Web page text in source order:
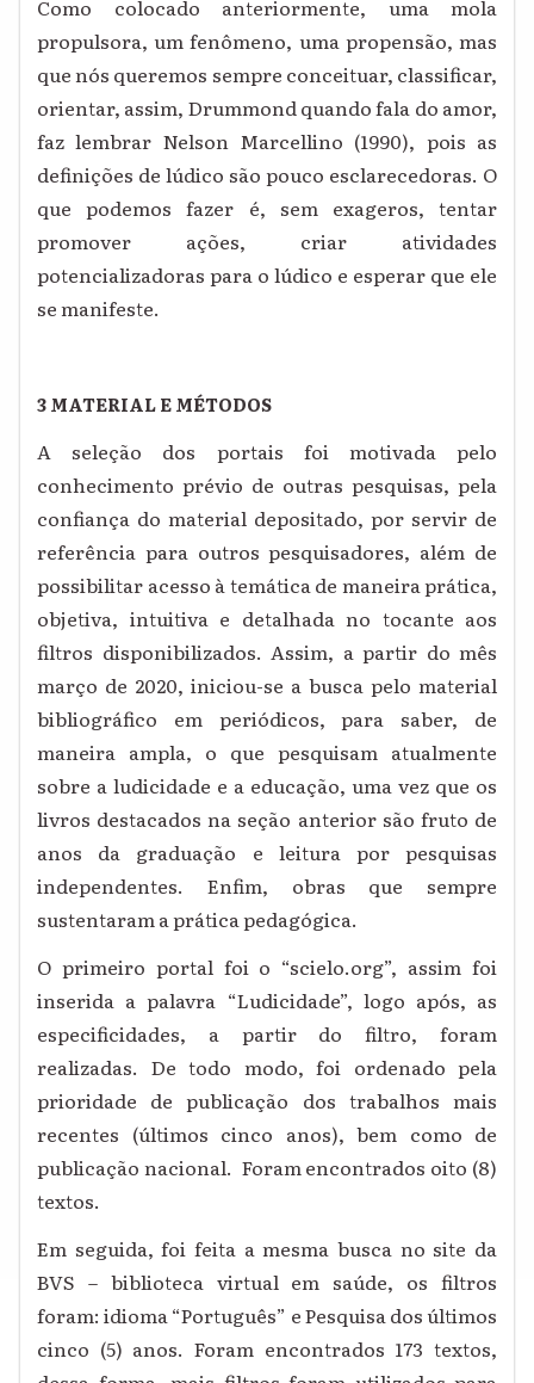
Como colocado anteriormente, uma mola
propulsora, um fenômeno, uma propensão, mas
que nós queremos sempre conceituar, classificar,
orientar, assim, Drummond quando fala do amor,
faz lembrar Nelson Marcellino (1990), pois as
definições de lúdico são pouco esclarecedoras. O
que podemos fazer é, sem exageros, tentar
promover ações, criar atividades
potencializadoras para o lúdico e esperar que ele
se manifeste.
3 MATERIAL E MÉTODOS
A seleção dos portais foi motivada pelo
conhecimento prévio de outras pesquisas, pela
confiança do material depositado, por servir de
referência para outros pesquisadores, além de
possibilitar acesso à temática de maneira prática,
objetiva, intuitiva e detalhada no tocante aos
filtros disponibilizados. Assim, a partir do mês
março de 2020, iniciou-se a busca pelo material
bibliográfico em periódicos, para saber, de
maneira ampla, o que pesquisam atualmente
sobre a ludicidade e a educação, uma vez que os
livros destacados na seção anterior são fruto de
anos da graduação e leitura por pesquisas
independentes. Enfim, obras que sempre
sustentaram a prática pedagógica.
O primeiro portal foi o “scielo.org”, assim foi
inserida a palavra “Ludicidade”, logo após, as
especificidades, a partir do filtro, foram
realizadas. De todo modo, foi ordenado pela
prioridade de publicação dos trabalhos mais
recentes (últimos cinco anos), bem como de
publicação nacional. Foram encontrados oito (8)
textos.
Em seguida, foi feita a mesma busca no site da
BVS – biblioteca virtual em saúde, os filtros
foram: idioma “Português” e Pesquisa dos últimos
cinco (5) anos. Foram encontrados 173 textos,